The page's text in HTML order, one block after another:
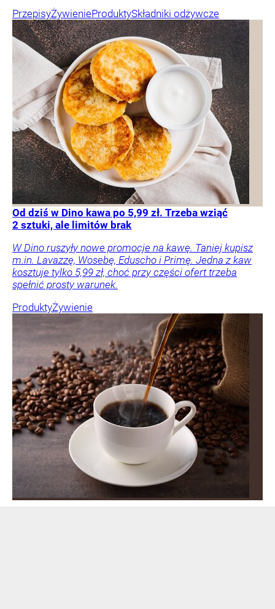
PrzepisyŻywienieProduktySkładniki odżywcze
Od dziś w Dino kawa po 5,99 zł. Trzeba wziąć
2 sztuki, ale limitów brak
W Dino ruszyły nowe promocje na kawę. Taniej kupisz
m.in. Lavazzę, Wosebę, Eduscho i Primę. Jedna z kaw
kosztuje tylko 5,99 zł, choć przy części ofert trzeba
spełnić prosty warunek.
ProduktyŻywienie